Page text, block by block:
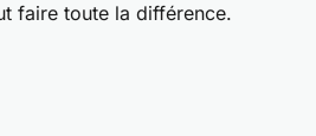
faire toute la différence.